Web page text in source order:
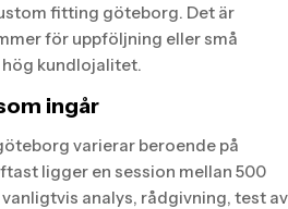
fitting göteborg. Det är
för uppföljning eller små
hög kundlojalitet.
ingår
varierar beroende på
ligger en session mellan 500
analys, rådgivning, test av